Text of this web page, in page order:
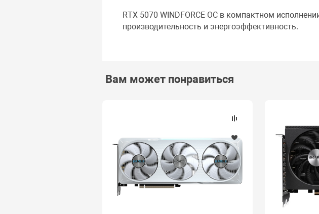
RTX 5070 WINDFORCE OC в компактном
производительность и энергоэффективность.
Вам может понравиться